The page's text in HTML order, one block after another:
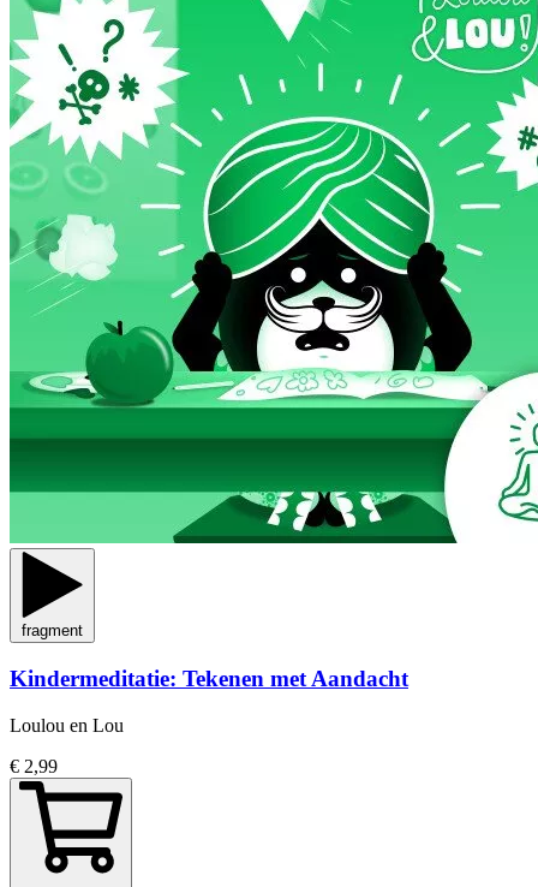
fragment
Kindermeditatie: Tekenen met Aandacht
Loulou en Lou
€ 2,99